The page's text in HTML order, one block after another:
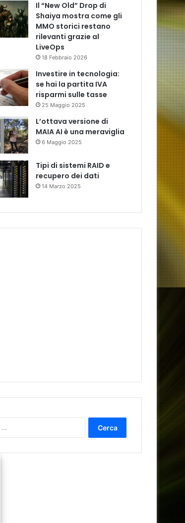
Il “New Old” Drop di
Shaiya mostra come gli
MMO storici restano
rilevanti grazie al
LiveOps
18 Febbraio 2026
Investire in tecnologia:
se hai la partita IVA
risparmi sulle tasse
25 Maggio 2025
L’ottava versione di
MAIA AI è una meraviglia
6 Maggio 2025
Tipi di sistemi RAID e
recupero dei dati
14 Marzo 2025